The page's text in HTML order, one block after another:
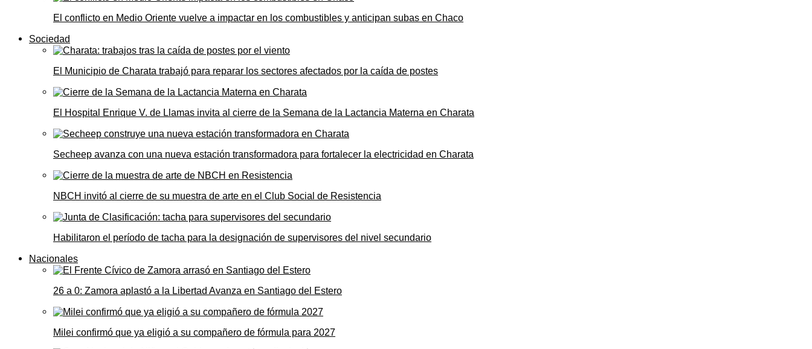
El conflicto en Medio Oriente vuelve a impactar en los combustibles y anticipan subas en Chaco
Sociedad
El Municipio de Charata trabajó para reparar los sectores afectados por la caída de postes
El Hospital Enrique V. de Llamas invita al cierre de la Semana de la Lactancia Materna en Charata
Secheep avanza con una nueva estación transformadora para fortalecer la electricidad en Charata
NBCH invitó al cierre de su muestra de arte en el Club Social de Resistencia
Habilitaron el período de tacha para la designación de supervisores del nivel secundario
Nacionales
26 a 0: Zamora aplastó a la Libertad Avanza en Santiago del Estero
Milei confirmó que ya eligió a su compañero de fórmula para 2027